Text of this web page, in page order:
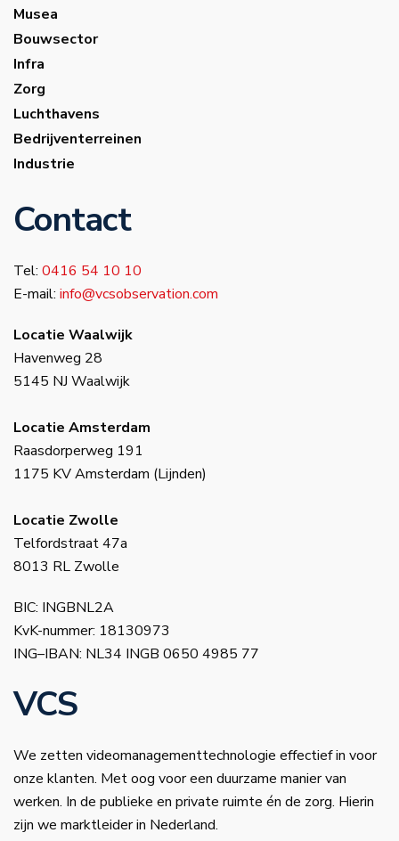
Musea
Bouwsector
Infra
Zorg
Luchthavens
Bedrijventerreinen
Industrie
Contact
Tel: 0416 54 10 10
E-mail: info@vcsobservation.com
Locatie Waalwijk
Havenweg 28
5145 NJ Waalwijk
Locatie Amsterdam
Raasdorperweg 191
1175 KV Amsterdam (Lijnden)
Locatie Zwolle
Telfordstraat 47a
8013 RL Zwolle
BIC: INGBNL2A
KvK-nummer: 18130973
ING–IBAN: NL34 INGB 0650 4985 77
VCS
We zetten videomanagementtechnologie effectief in voor
onze klanten. Met oog voor een duurzame manier van
werken. In de publieke en private ruimte én de zorg. Hierin
zijn we marktleider in Nederland.